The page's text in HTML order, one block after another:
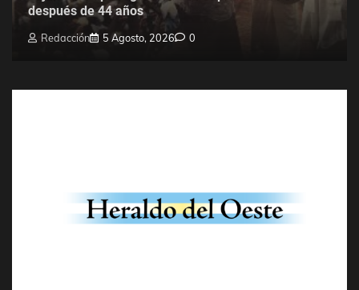
después de 44 años
Redacción 5 Agosto, 2026 0